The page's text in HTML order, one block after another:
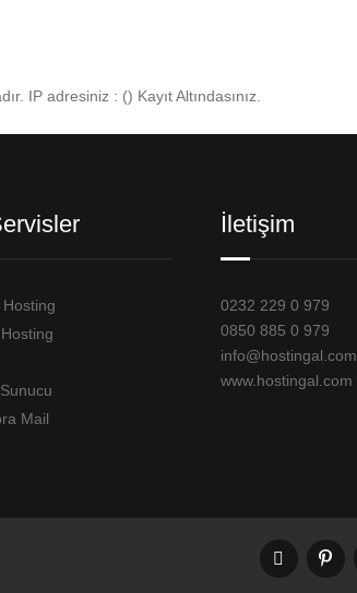
IP adresiniz : () Kayıt Altındasınız.
Mail
İletişim
0232 229 0 979
0850 885 0 979
info@hostingal.com
www.hostingal.com